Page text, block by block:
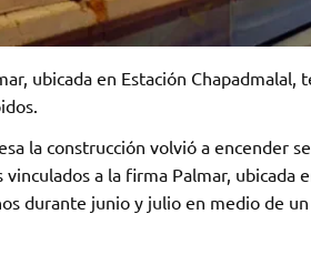
ubicada en Estación
la construcción volvió a encender
vinculados a la firma Palmar,
durante junio y julio en medio de